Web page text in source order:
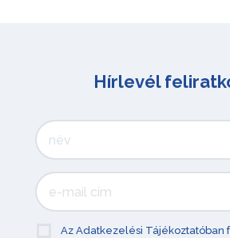
Hírlevél
Az Adatkezelési Tájékoztatóban